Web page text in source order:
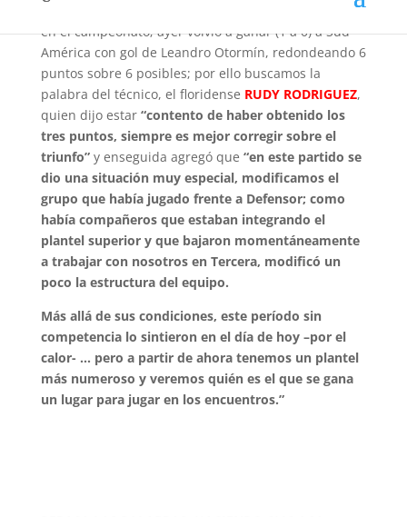
derrotó a Defensor por 3 a 1, en su debut
en el campeonato; ayer volvió a ganar (1 a 0) a Sud
América con gol de Leandro Otormín, redondeando 6
puntos sobre 6 posibles; por ello buscamos la
palabra del técnico, el floridense RUDY RODRIGUEZ,
quien dijo estar “contento de haber obtenido los
tres puntos, siempre es mejor corregir sobre el
triunfo”y enseguida agregó que “en este partido se
dio una situación muy especial, modificamos el
grupo que había jugado frente a Defensor; como
había compañeros que estaban integrando el
plantel superior y que bajaron momentáneamente
a trabajar con nosotros en Tercera, modificó un
poco la estructura del equipo.
Más allá de sus condiciones, este período sin
competencia lo sintieron en el día de hoy –por el
calor- … pero a partir de ahora tenemos un plantel
más numeroso y veremos quién es el que se gana
un lugar para jugar en los encuentros.”